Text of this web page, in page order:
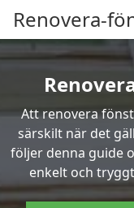
Renovera-
Att renovera
särskilt när det
följer denna guide
enkelt och